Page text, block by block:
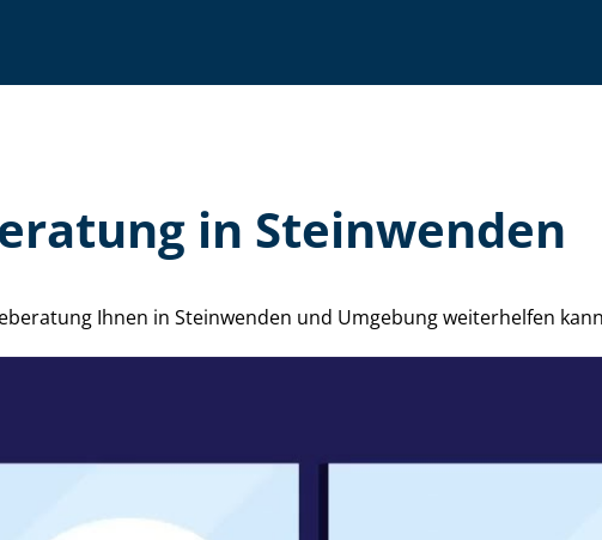
in Steinwenden
Ihnen in Steinwenden und Umgebung weiterhelfen